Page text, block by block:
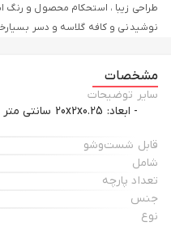
طراحی زیبا ، استحکام محصول و رنگ
نوشیدنی و کافه گلاسه و دسر
مشخصات
سایر توضیحات
قابل شست‌و‌شو
شامل
تعداد پارچه
جنس
نوع